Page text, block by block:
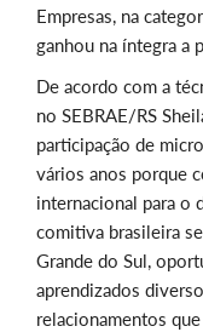
Empresas, na
ganhou na íntegra a
De acordo com a
no SEBRAE/RS
participação de
vários anos porque
internacional para o
comitiva brasileira
Grande do Sul,
aprendizados
relacionamentos